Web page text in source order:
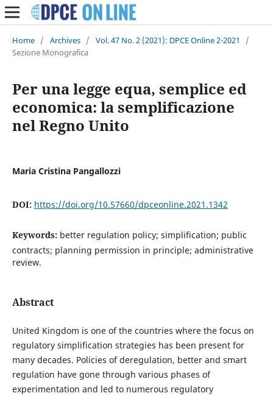
Home / Archives / Vol. 47 No. 2 (2021): DPCE Online 2-2021
/
Sezione Monografica
Per una legge equa, semplice ed
economica: la semplificazione
nel Regno Unito
Maria Cristina Pangallozzi
DOI: https://doi.org/10.57660/dpceonline.2021.1342
Keywords: better regulation policy; simplification; public
contracts; planning permission in principle; administrative
review.
Abstract
United Kingdom is one of the countries where the focus on
regulatory simplification strategies has been present for
many decades. Policies of deregulation, better and smart
regulation have gone through various phases of
experimentation and led to numerous regulatory